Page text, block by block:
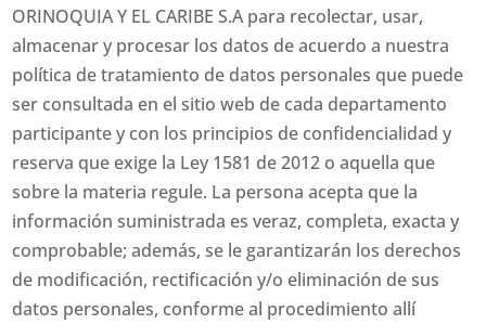
ORINOQUIA Y EL CARIBE S.A para recolectar, usar,
almacenar y procesar los datos de acuerdo a nuestra
política de tratamiento de datos personales que puede
ser consultada en el sitio web de cada departamento
participante y con los principios de confidencialidad y
reserva que exige la Ley 1581 de 2012 o aquella que
sobre la materia regule. La persona acepta que la
información suministrada es veraz, completa, exacta y
comprobable; además, se le garantizarán los derechos
de modificación, rectificación y/o eliminación de sus
datos personales, conforme al procedimiento allí